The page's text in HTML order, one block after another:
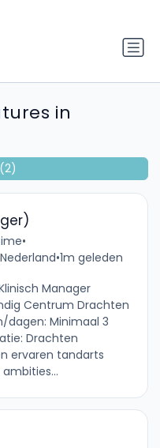
in
•
•1m geleden
Manager
Centrum Drachten
dagen: Minimaal 3
Drachten
ervaren tandarts
(2)